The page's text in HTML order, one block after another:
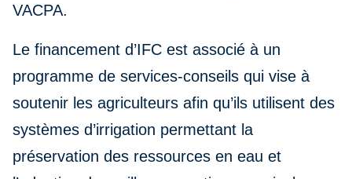
VACPA.
Le financement d’IFC est associé à un
programme de services-conseils qui vise à
soutenir les agriculteurs afin qu’ils utilisent des
systèmes d’irrigation permettant la
préservation des ressources en eau et